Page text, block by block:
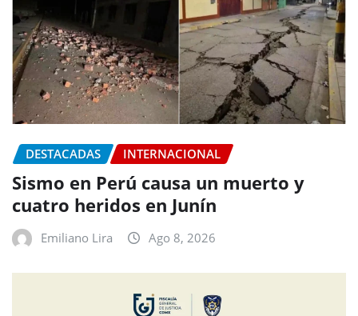
DESTACADAS INTERNACIONAL
Sismo en Perú causa un muerto y
cuatro heridos en Junín
Emiliano Lira Ago 8, 2026